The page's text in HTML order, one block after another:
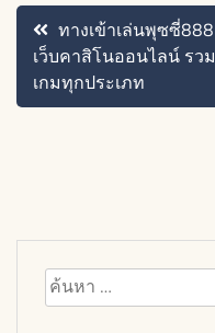
แนะแนว
เรื่อง
ทางเข้าเล่นพุซซี่888
เว็บคาสิโนออนไลน์ รวม
เกมทุกประเภท
ค้นหา
สำหรับ: